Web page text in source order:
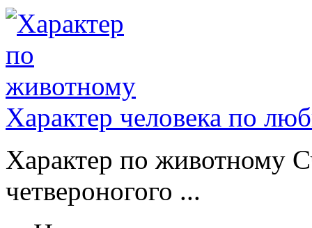
Характер человека по
Характер по животному
четвероногого ...